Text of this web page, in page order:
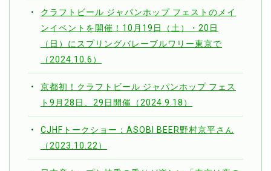
クラフトビール ジャパンホップ フェストのメイ
ンイベントを開催！10月19日（土）・20日
（日）にスプリングバレーブルワリー東京で
（2024.10.6）
京都初！クラフトビール ジャパンホップ フェス
ト9月28日、29日開催（2024.9.18）
CJHFトークショー：ASOBI BEER野村京平さん
（2023.10.22）